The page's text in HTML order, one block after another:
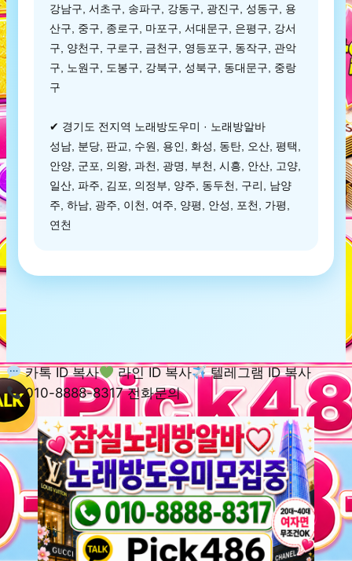
강남구, 서초구, 송파구, 강동구, 광진구, 성동구, 용
산구, 중구, 종로구, 마포구, 서대문구, 은평구, 강서
구, 양천구, 구로구, 금천구, 영등포구, 동작구, 관악
구, 노원구, 도봉구, 강북구, 성북구, 동대문구, 중랑
구
✔ 경기도 전지역 노래방도우미 · 노래방알바
성남, 분당, 판교, 수원, 용인, 화성, 동탄, 오산, 평택,
안양, 군포, 의왕, 과천, 광명, 부천, 시흥, 안산, 고양,
일산, 파주, 김포, 의정부, 양주, 동두천, 구리, 남양
주, 하남, 광주, 이천, 여주, 양평, 안성, 포천, 가평,
연천
카톡 ID 복사 라인 ID 복사
텔레그램 ID 복사
010-8888-8317 전화문의